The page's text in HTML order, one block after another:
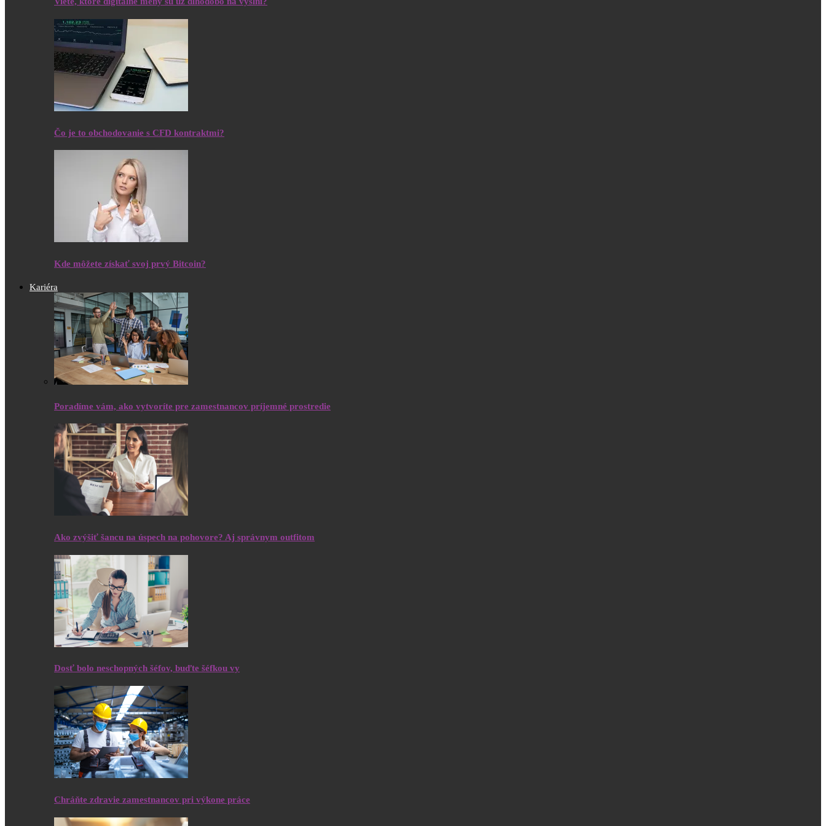
Čo je to obchodovanie s CFD kontraktmi?
Kde môžete získať svoj prvý Bitcoin?
Kariéra
Poradíme vám, ako vytvoríte pre zamestnancov príjemné prostredie
Ako zvýšiť šancu na úspech na pohovore? Aj správnym outfitom
Dosť bolo neschopných šéfov, buďte šéfkou vy
Chráňte zdravie zamestnancov pri výkone práce